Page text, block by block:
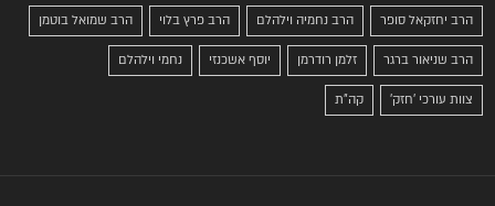
הרב יחזקאל סופר הרב נחמיה וילהלם הרב פרץ בלוי הרב שמואל בוטמן
הרב שניאור ברגר זלמן רודרמן יוסף אשכנזי נחמי וילהלם
צוות עורכי 'חזק' קה"ת